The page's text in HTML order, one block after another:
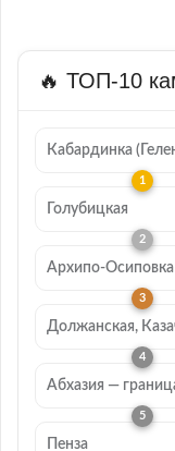
🔥 ТОП-10
Кабардинка
Голубицкая
Архипо-
Должанская,
Абхазия —
Пенза